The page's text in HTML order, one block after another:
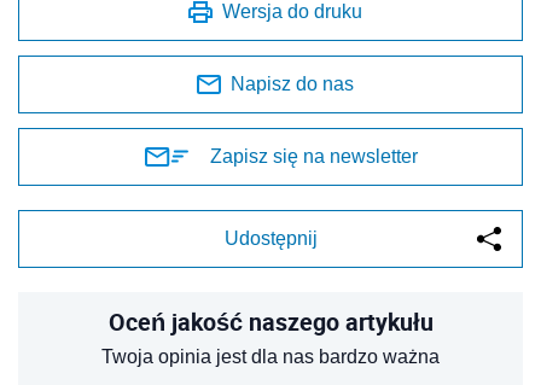
Wersja do druku
Napisz do nas
Zapisz się na newsletter
Udostępnij
Oceń jakość naszego artykułu
Twoja opinia jest dla nas bardzo ważna